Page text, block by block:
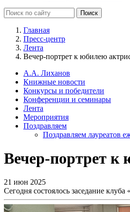
Главная
Пресс-центр
Лента
Вечер-портрет к юбилею
А.А. Лиханов
Книжные новости
Конкурсы и победители
Конференции и семинары
Лента
Мероприятия
Поздравляем
Поздравляем лауреатов
Вечер-портрет
21 июн 2025
Сегодня состоялось заседание